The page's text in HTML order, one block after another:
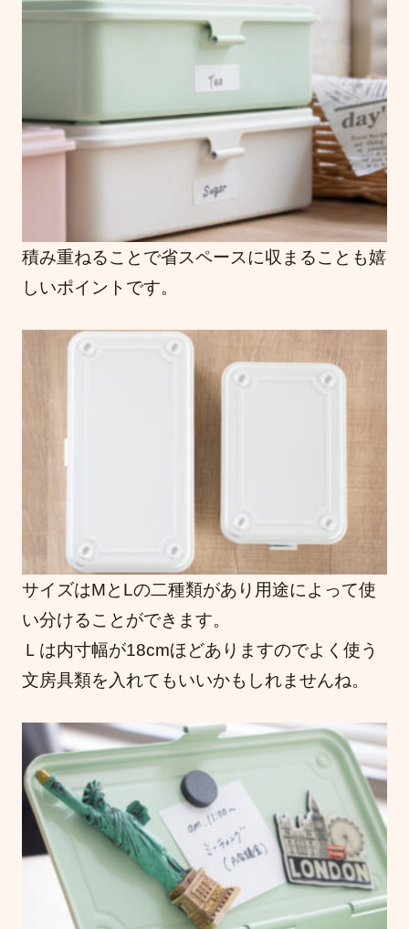
積み重ねることで省スペースに収まることも嬉
しいポイントです。
サイズはMとLの二種類があり用途によって使
い分けることができます。
Ｌは内寸幅が18cmほどありますのでよく使う
文房具類を入れてもいいかもしれませんね。